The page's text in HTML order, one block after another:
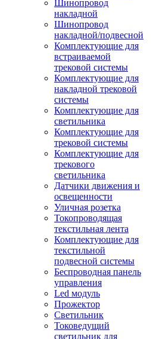
Шинопровод
накладной
Шинопровод
накладной/подвесной
Комплектующие для
встраиваемой
трековой системы
Комплектующие для
накладной трековой
системы
Комплектующие для
светильника
Комплектующие для
трековой системы
Комплектующие для
трекового
светильника
Датчики движения и
освещенности
Уличная розетка
Токопроводящая
текстильная лента
Комплектующие для
текстильной
подвесной системы
Беспроводная панель
управления
Led модуль
Прожектор
Светильник
Токоведущий
светильник для